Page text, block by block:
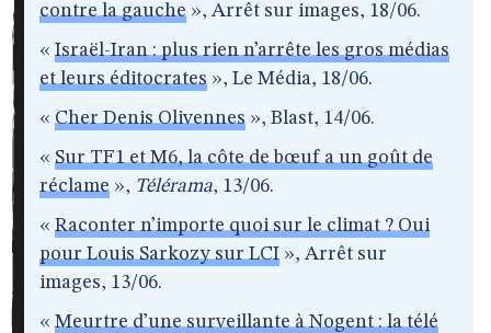
contre la gauche », Arrêt sur images, 18/06.
« Israël-Iran : plus rien n’arrête les gros médias
et leurs éditocrates », Le Média, 18/06.
« Cher Denis Olivennes », Blast, 14/06.
« Sur TF1 et M6, la côte de bœuf a un goût de
réclame », Télérama, 13/06.
« Raconter n’importe quoi sur le climat ? Oui
pour Louis Sarkozy sur LCI », Arrêt sur
images, 13/06.
« Meurtre d’une surveillante à Nogent : la télé